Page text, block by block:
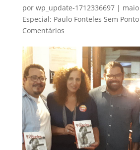
por wp_update-1712336697|
Especial: Paulo Fonteles Sem
Comentários